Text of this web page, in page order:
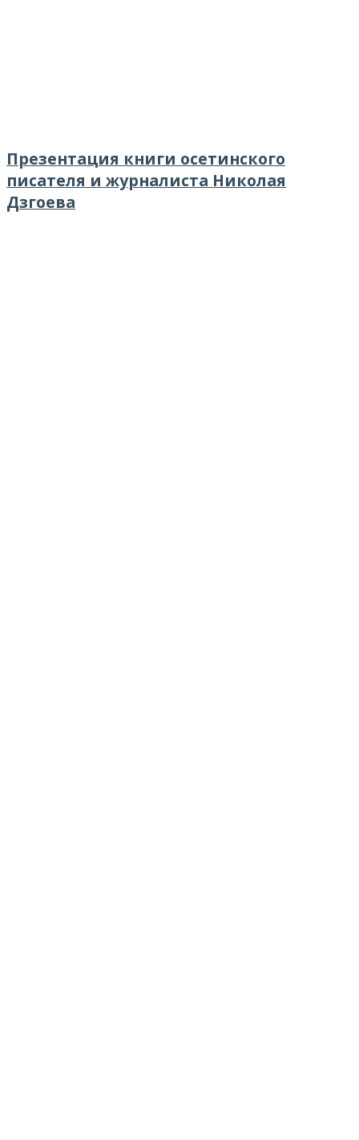
Презентация книги осетинского
писателя и журналиста Николая
Дзгоева